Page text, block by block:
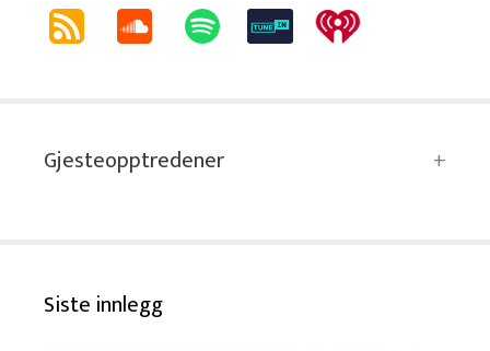
Gjesteopptredener
Siste innlegg